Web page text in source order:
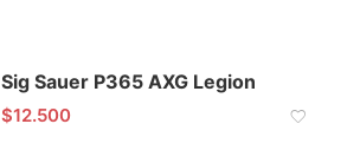
Sig Sauer P365 AXG Legion
$12.500